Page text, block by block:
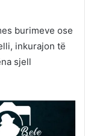
burimeve ose
inkurajon të
sjell